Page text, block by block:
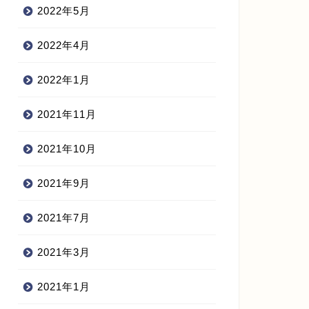
2022年5月
2022年4月
2022年1月
2021年11月
2021年10月
2021年9月
2021年7月
2021年3月
2021年1月